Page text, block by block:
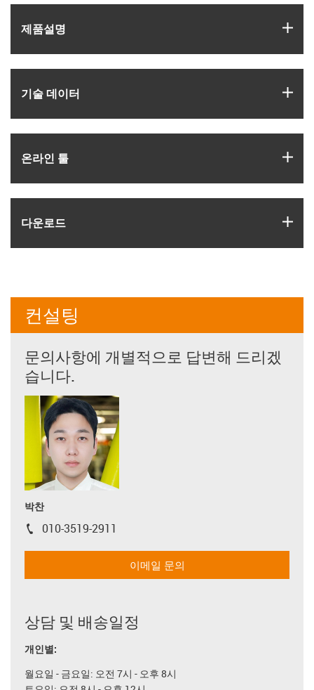
제품­설명
기술 데이터
온라인 툴
다운로드
컨설팅
문의사항에 개별적으로 답변해 드리겠
습니다.
박찬
igus-icon-phone
010-3519-2911
이메일 문의
상담 및 배송일정
개인별:
월요일 - 금요일: 오전 7시 - 오후 8시